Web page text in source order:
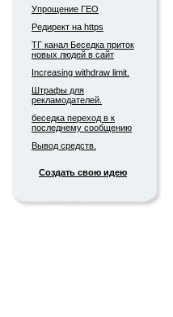
Упрощение ГЕО
Редирект на https
ТГ канал Беседка приток
новых людей в сайт
Increasing withdraw limit.
Штрафы для
рекламодателей.
беседка переход в к
последнему сообщению
Вывод средств.
Создать свою идею